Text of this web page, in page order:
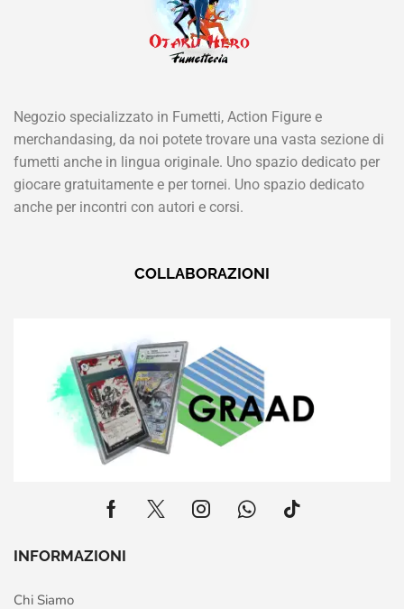
Negozio specializzato in Fumetti, Action Figure e
merchandasing, da noi potete trovare una vasta sezione di
fumetti anche in lingua originale. Uno spazio dedicato per
giocare gratuitamente e per tornei. Uno spazio dedicato
anche per incontri con autori e corsi.
COLLABORAZIONI
INFORMAZIONI
Chi Siamo